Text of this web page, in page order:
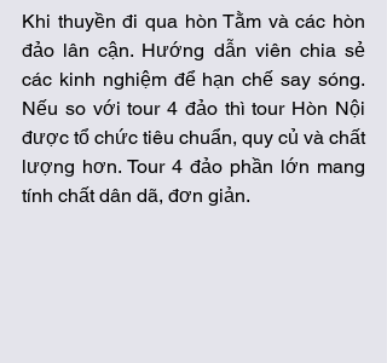
Khi thuyền đi qua hòn Tằm và các hòn
đảo lân cận. Hướng dẫn viên chia sẻ
các kinh nghiệm để hạn chế say sóng.
Nếu so với tour 4 đảo thì tour Hòn Nội
được tổ chức tiêu chuẩn, quy củ và chất
lượng hơn. Tour 4 đảo phần lớn mang
tính chất dân dã, đơn giản.